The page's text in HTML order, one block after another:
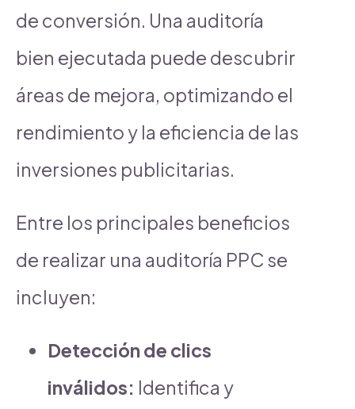
de conversión. Una auditoría
bien ejecutada puede descubrir
áreas de mejora, optimizando el
rendimiento y la eficiencia de las
inversiones publicitarias.
Entre los principales beneficios
de realizar una auditoría PPC se
incluyen:
Detección de clics
inválidos: Identifica y